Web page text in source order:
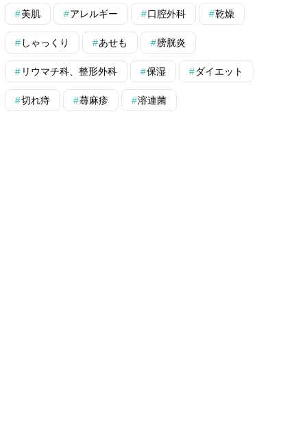
美肌 アレルギー 口腔外科 乾燥
しゃっくり あせも 膀胱炎
リウマチ科、整形外科 保湿 ダイエット
切れ痔 蕁麻疹 溶連菌